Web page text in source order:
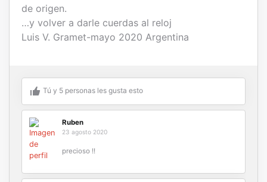
de origen.
…y volver a darle cuerdas al reloj
Luis V. Gramet-mayo 2020 Argentina
Tú y 5 personas les gusta esto
Ruben
23 agosto 2020
precioso !!